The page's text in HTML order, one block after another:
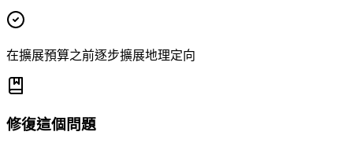
在擴展預算之前逐步擴展地理定向
修復這個問題